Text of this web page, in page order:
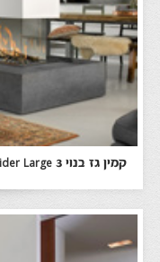
קמין גז בנוי Room Divider Large 3